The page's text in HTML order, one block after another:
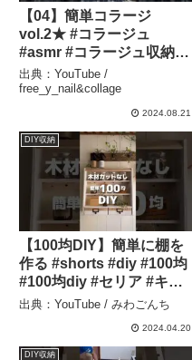
【04】簡単コラージ
vol.2★ #コラージュ
#asmr #コラージュ収納
#collage #journal
#journalwithme #紙もの好
き #シール収納 #女の子コ
free_y_nail&collage
出典：YouTube /
free_y_nail&collage
2024.08.21
DIY収納
【100均DIY】簡単に棚を
作る #shorts #diy #100均
#100均diy #セリア #キャ
ンドゥ#簡単diy #棚 #収納
出典：YouTube / みわごんち
2024.04.20
DIY収納